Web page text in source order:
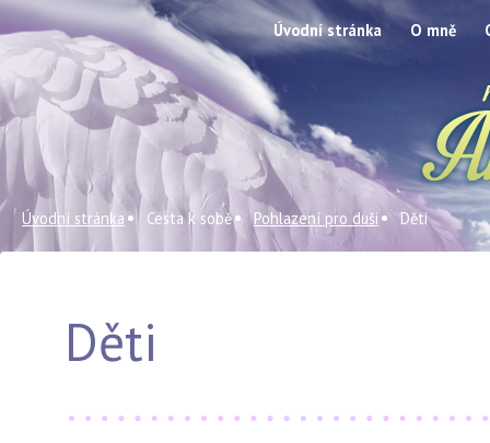
Úvodní stránka O mně
Úvodní stránka Cesta k sobě Pohlazení pro duši Děti
Děti